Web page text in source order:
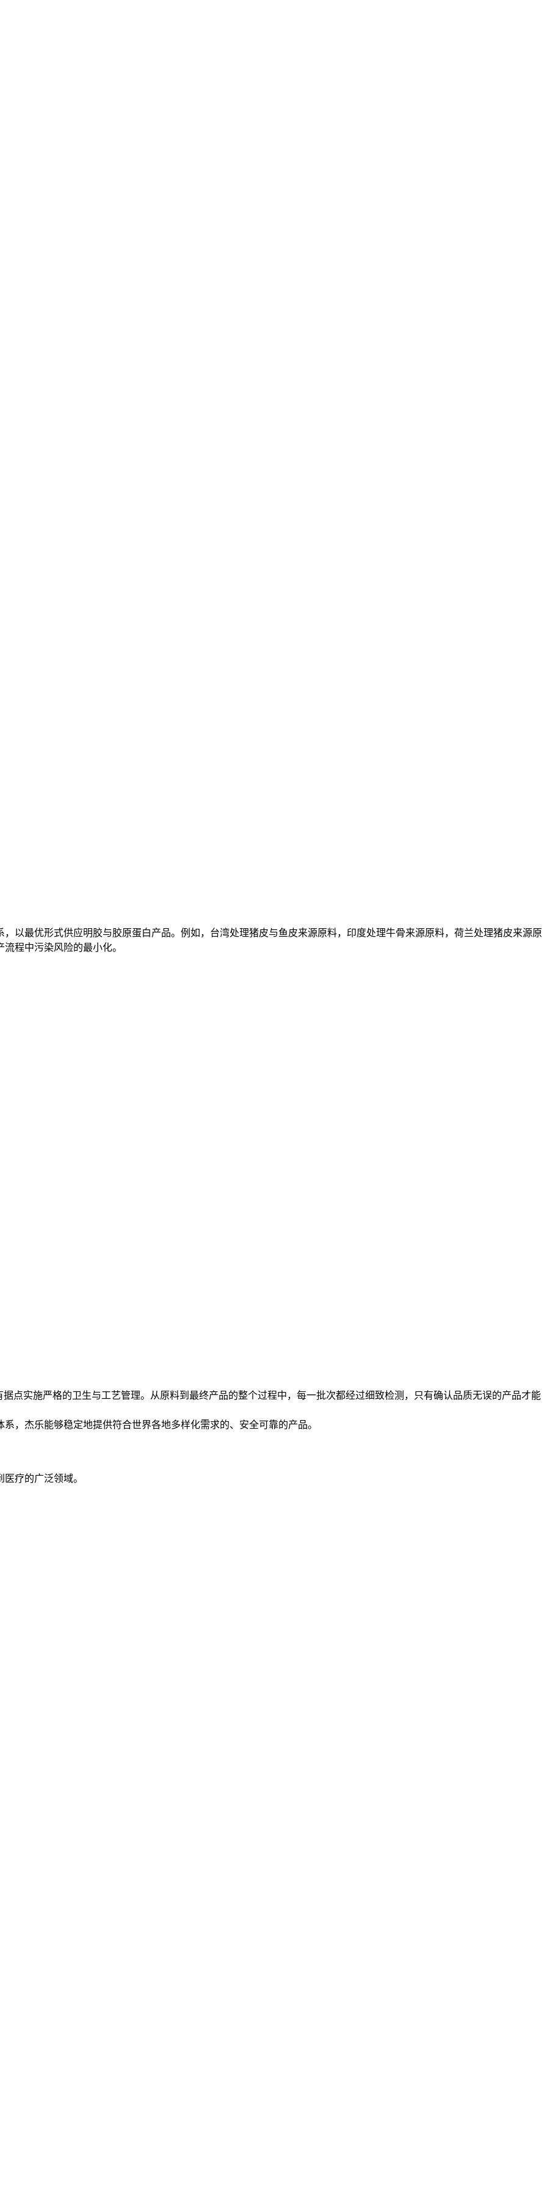
以最优形式供应明胶与胶原蛋白产品。例如，台湾处理猪皮与鱼皮来源原料，印度处理牛骨来源原料，荷兰处理猪皮来源原
程中污染风险的最小化。
点实施严格的卫生与工艺管理。从原料到最终产品的整个过程中，每一批次都经过细致检测，只有确认品质无误的产品才能
，杰乐能够稳定地提供符合世界各地多样化需求的、安全可靠的产品。
疗的广泛领域。